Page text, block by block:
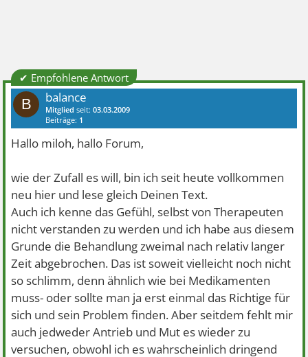
✔ Empfohlene Antwort
B balance
Mitglied seit:03.03.2009
Beiträge: 1
Hallo miloh, hallo Forum,
wie der Zufall es will, bin ich seit heute vollkommen
neu hier und lese gleich Deinen Text.
Auch ich kenne das Gefühl, selbst von Therapeuten
nicht verstanden zu werden und ich habe aus diesem
Grunde die Behandlung zweimal nach relativ langer
Zeit abgebrochen. Das ist soweit vielleicht noch nicht
so schlimm, denn ähnlich wie bei Medikamenten
muss- oder sollte man ja erst einmal das Richtige für
sich und sein Problem finden. Aber seitdem fehlt mir
auch jedweder Antrieb und Mut es wieder zu
versuchen, obwohl ich es wahrscheinlich dringend